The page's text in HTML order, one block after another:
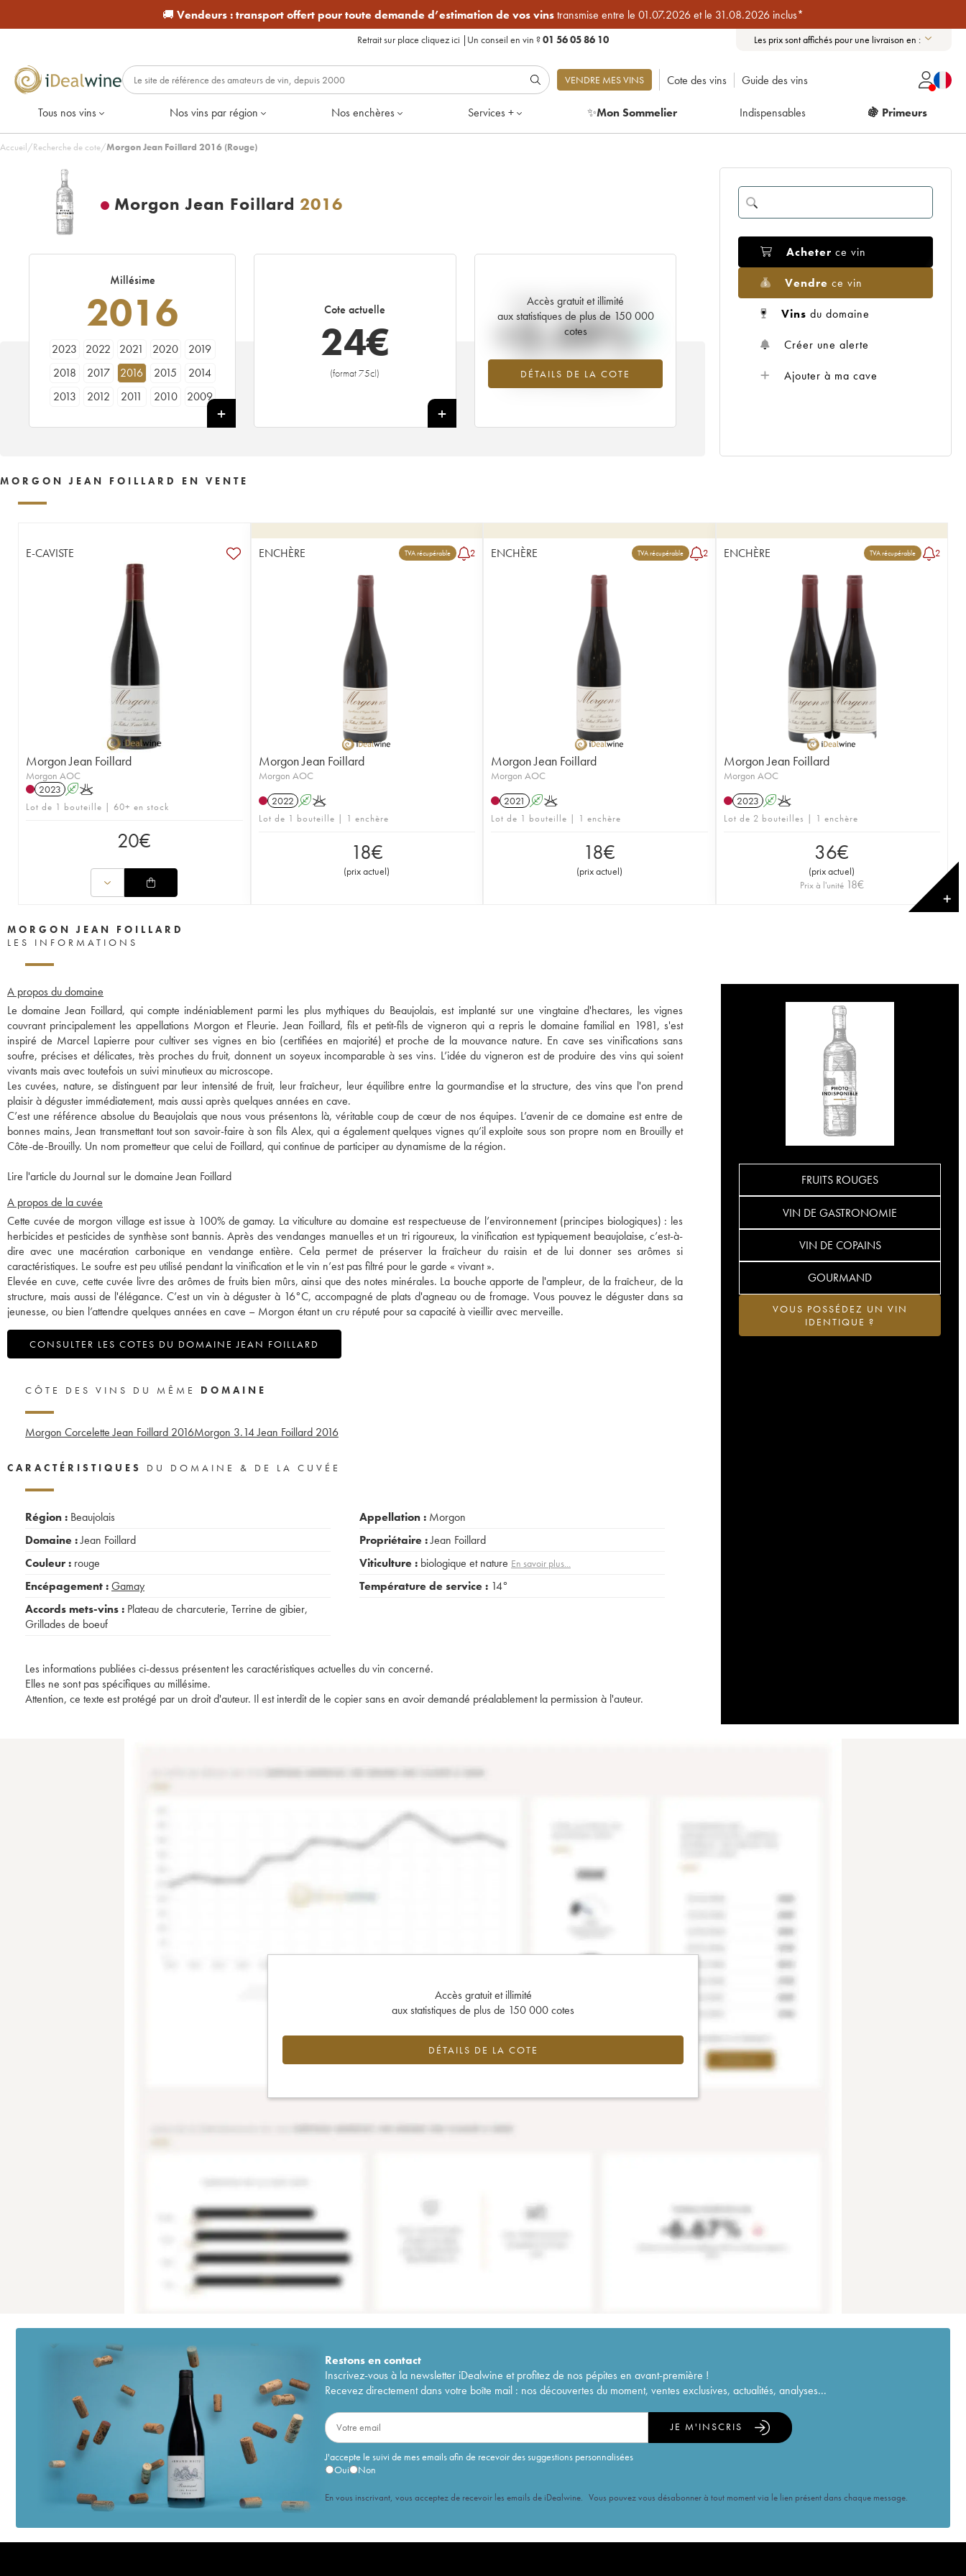
🚚 Vendeurs :transport offert pour toute demande d’estimation de vos vinstransmise entre le 01.07.2026 et le 31.08.2026 inclus*
Retrait sur place cliquez ici | Un conseil en vin ?01 56 05 86 10 Les prix sont affichés pour une livraison en :
VENDRE MES VINS Cote des vins Guide des vins
Tous nos vins Nos vins par région Nos enchères Services + ✨Mon Sommelier Indispensables 🍇 Primeurs
Accueil/Recherche de cote/Morgon Jean Foillard 2016 (Rouge)
Morgon Jean Foillard 2016
Millésime
2016
2023 2022 2021 2020
2019
2018
2017 2016 2015
2014
2013
2012 2011 2010
2009
Cote actuelle
24€
(format 75cl)
+
Accès gratuit et illimité
aux statistiques de plus de 150 000
cotes
DÉTAILS DE LA COTE
Tendance actuelle de la cote
+3.49%
Tendance à la hausse du millésime
2016 en 2026 par rapport à 2025
Acheter ce vin
Vendre ce vin
Vins du domaine
Créer une alerte
Ajouter à ma cave
MORGON JEAN FOILLARD EN VENTE
E-CAVISTE
Morgon Jean Foillard
Morgon AOC
2023 AK
Lot de 1 bouteille | 60+ en stock
20€
ENCHÈRE TVA récupérable 2
Morgon Jean Foillard
Morgon AOC
2022 AK
Lot de 1 bouteille | 1 enchère
18€
(prix actuel)
ENCHÈRE TVA récupérable 2
Morgon Jean Foillard
Morgon AOC
2021
AK
Lot de 1 bouteille | 1 enchère
18€
(prix actuel)
ENCHÈRE TVA récupérable 2
Morgon Jean Foillard
Morgon AOC
2023 AK
Lot de 2 bouteilles | 1 enchère
36€
(prix actuel)
Prix à l'unité 18€
✕
MORGON JEAN FOILLARD
LES INFORMATIONS
A propos du domaine
Le domaine Jean Foillard, qui compte indéniablement parmi les plus mythiques du Beaujolais, est implanté sur une vingtaine d'hectares, les vignes
couvrant principalement les appellations Morgon et Fleurie. Jean Foillard, fils et petit-fils de vigneron qui a repris le domaine familial en 1981, s'est
inspiré de Marcel Lapierre pour cultiver ses vignes en bio (certifiées en majorité) et proche de la mouvance nature. En cave ses vinifications sans
soufre, précises et délicates, très proches du fruit, donnent un soyeux incomparable à ses vins. L’idée du vigneron est de produire des vins qui soient
vivants mais avec toutefois un suivi minutieux au microscope.
Les cuvées, nature, se distinguent par leur intensité de fruit, leur fraîcheur, leur équilibre entre la gourmandise et la structure, des vins que l'on prend
plaisir à déguster immédiatement, mais aussi après quelques années en cave.
C’est une référence absolue du Beaujolais que nous vous présentons là, véritable coup de cœur de nos équipes. L’avenir de ce domaine est entre de
bonnes mains, Jean transmettant tout son savoir-faire à son fils Alex, qui a également quelques vignes qu’il exploite sous son propre nom en Brouilly et
Côte-de-Brouilly. Un nom prometteur que celui de Foillard, qui continue de participer au dynamisme de la région.
Lire l'article du Journal sur le domaine Jean Foillard
A propos de la cuvée
Cette cuvée de morgon village est issue à 100% de gamay. La viticulture au domaine est respectueuse de l’environnement (principes biologiques) : les
herbicides et pesticides de synthèse sont bannis. Après des vendanges manuelles et un tri rigoureux, la vinification est typiquement beaujolaise, c’est-à-
dire avec une macération carbonique en vendange entière. Cela permet de préserver la fraîcheur du raisin et de lui donner ses arômes si
caractéristiques. Le soufre est peu utilisé pendant la vinification et le vin n’est pas filtré pour le garde « vivant ».
Elevée en cuve, cette cuvée livre des arômes de fruits bien mûrs, ainsi que des notes minérales. La bouche apporte de l'ampleur, de la fraîcheur, de la
structure, mais aussi de l'élégance. C’est un vin à déguster à 16°C, accompagné de plats d'agneau ou de fromage. Vous pouvez le déguster dans sa
jeunesse, ou bien l’attendre quelques années en cave – Morgon étant un cru réputé pour sa capacité à vieillir avec merveille.
CONSULTER LES COTES DU DOMAINE JEAN FOILLARD
FRUITS ROUGES
VIN DE GASTRONOMIE
VIN DE COPAINS
GOURMAND
VOUS POSSÉDEZ UN VIN
IDENTIQUE ?
CÔTE DES VINS DU MÊME DOMAINE
Morgon Corcelette Jean Foillard 2016Morgon 3.14 Jean Foillard 2016
CARACTÉRISTIQUES DU DOMAINE & DE LA CUVÉE
Région : Beaujolais
Domaine :Jean Foillard
Couleur : rouge
Encépagement :Gamay
Accords mets-vins : Plateau de charcuterie, Terrine de gibier,
Grillades de boeuf
Appellation : Morgon
Propriétaire :Jean Foillard
Viticulture : biologique et nature En savoir plus...
Température de service : 14°
Les informations publiées ci-dessus présentent les caractéristiques actuelles du vin concerné.
Elles ne sont pas spécifiques au millésime.
Attention, ce texte est protégé par un droit d'auteur. Il est interdit de le copier sans en avoir demandé préalablement la permission à l'auteur.
Accès gratuit et illimité
aux statistiques de plus de 150 000 cotes
DÉTAILS DE LA COTE
Restons encontact
Inscrivez-vous à la newsletter iDealwine et profitez de nos pépites en avant-première !
Recevez directement dans votre boîte mail : nos découvertes du moment, ventes exclusives, actualités, analyses...
J'accepte le suivi de mes emails afin de recevoir des suggestions personnalisées
Oui
Non
JE M'INSCRIS
En vous inscrivant, vous acceptez de recevoir les emails de iDealwine. Vous pouvez vous désabonner à tout moment via le lien présent dans chaque message.